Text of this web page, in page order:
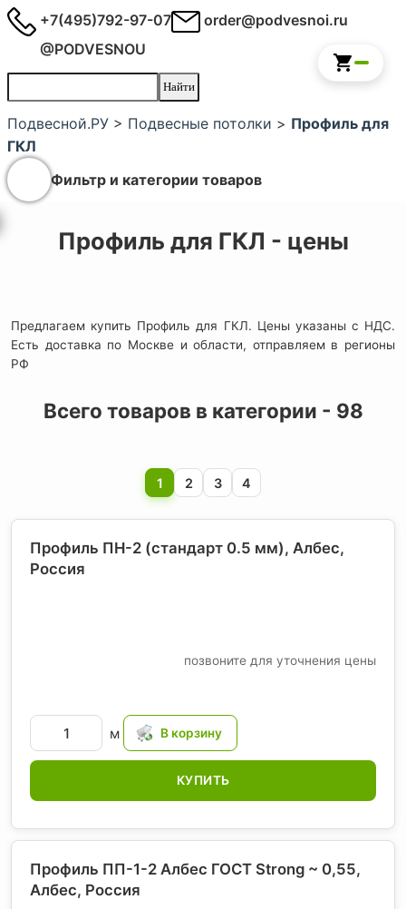
+7(495)792-97-07
order@podvesnoi.ru
@PODVESNOU
Подвесной.РУ > Подвесные потолки > Профиль для
ГКЛ
Фильтр и категории товаров
Профиль для ГКЛ - цены
Предлагаем купить Профиль для ГКЛ. Цены указаны с НДС.
Есть доставка по Москве и области, отправляем в регионы
РФ
Всего товаров в категории - 98
1 2 3 4
Профиль ПН-2 (стандарт 0.5 мм), Албес,
Россия
позвоните для уточнения цены
м
КУПИТЬ
Профиль ПП-1-2 Албес ГОСТ Strong ~ 0,55,
Албес, Россия